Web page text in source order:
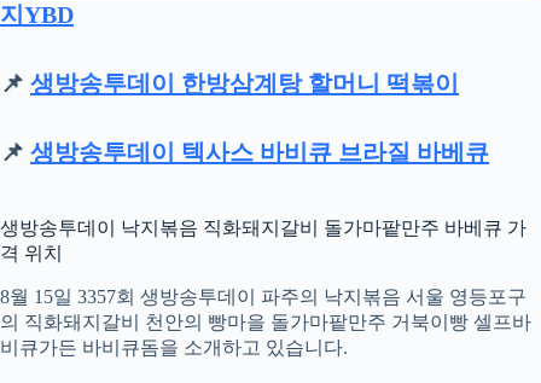
지YBD
📌 생방송투데이 한방삼계탕 할머니 떡볶이
📌 생방송투데이 텍사스 바비큐 브라질 바베큐
생방송투데이 낙지볶음 직화돼지갈비 돌가마팥만주 바베큐 가
격 위치
8월 15일 3357회 생방송투데이 파주의 낙지볶음 서울 영등포구
의 직화돼지갈비 천안의 빵마을 돌가마팥만주 거북이빵 셀프바
비큐가든 바비큐돔을 소개하고 있습니다.